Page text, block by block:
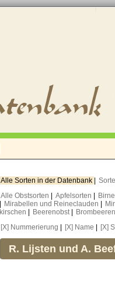
Alle Sorten in der Datenbank
Alle Obstsorten
Apfelsorten
Mirabellen und Reineclauden
kirschen
Beerenobst Brombeeren
[X] Nummerierung
[X] Name [X]
R. Lijsten und A.